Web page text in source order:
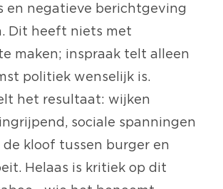
en negatieve berichtgeving
Dit heeft niets met
maken; inspraak telt alleen
politiek wenselijk is.
het resultaat: wijken
sociale spanningen
de kloof tussen burger en
Helaas is kritiek op dit